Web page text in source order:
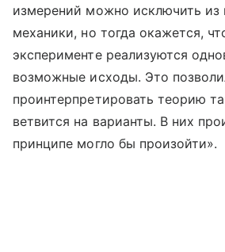
измерений можно исключить из
механики, но тогда окажется,
эксперименте реализуются
возможные исходы. Это
проинтерпретировать теорию
ветвится на варианты. В них
принципе могло бы произойти».